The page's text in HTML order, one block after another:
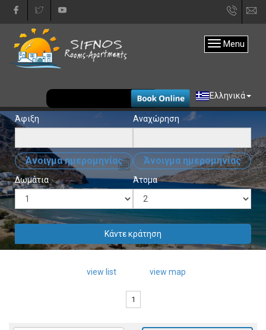
+30
31333
Menu
Ελληνικά
EUR
Άφιξη
Άνοιγμα ημερομηνίας
Αναχώρηση
Άνοιγμα ημερομηνίας
Δωμάτια Άτομα
Κάντε κράτηση
view list view map
1